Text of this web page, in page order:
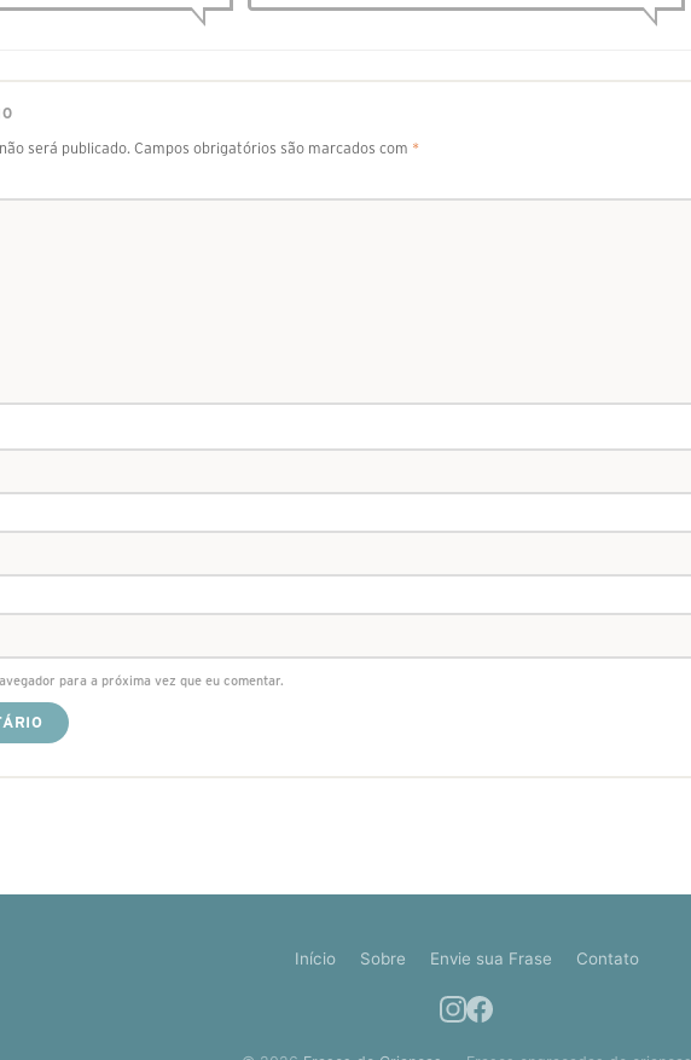
será publicado. Campos obrigatórios são marcados com *
para a próxima vez que eu comentar.
Início Sobre Envie sua Frase Contato